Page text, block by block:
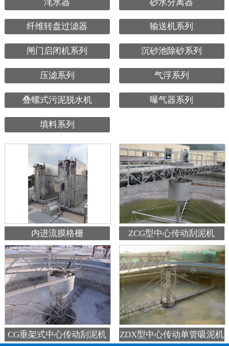
滗水器 砂水分离器
纤维转盘过滤器 输送机系列
闸门启闭机系列 沉砂池除砂系列
压滤系列 气浮系列
叠螺式污泥脱水机 曝气器系列
填料系列
内进流膜格栅 ZCG型中心传动刮泥机
CG垂架式中心传动刮泥机 ZDX型中心传动单管吸泥机